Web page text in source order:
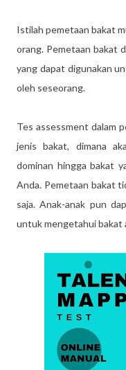
Istilah pemetaan bakat
orang. Pemetaan bakat
yang dapat digunakan
oleh seseorang.
Tes assessment dalam
jenis bakat, dimana
dominan hingga bakat
Anda. Pemetaan bakat
saja. Anak-anak pun
untuk mengetahui bakat